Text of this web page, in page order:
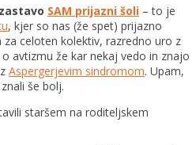
SAM prijazni šoli – to je
, kjer so nas (že spet) prijazno
celoten kolektiv, razredno uro z
avtizmu že kar nekaj vedo in znajo
Aspergerjevim sindromom. Upam,
še bolj.
staršem na roditeljskem